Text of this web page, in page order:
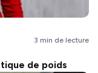
3 min de lecture
de poids